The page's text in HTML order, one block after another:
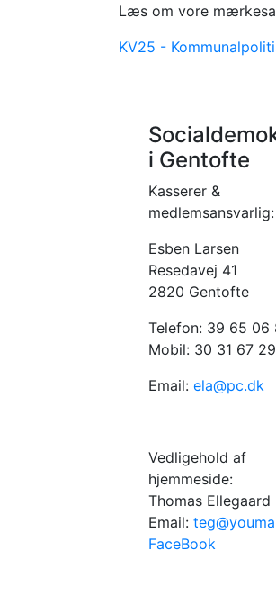
Læs om vore
KV25 -
i Gentofte
Kasserer &
medlemsansvarlig:
Esben Larsen
Resedavej 41
2820 Gentofte
Telefon: 39 65 06
Mobil: 30 31 67 29
Email: ela@pc.dk
Vedligehold af
hjemmeside:
Thomas Ellegaard
Email:
FaceBook